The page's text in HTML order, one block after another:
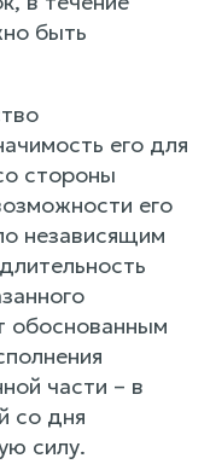
быть
его для
стороны
его
независящим
обоснованным
части – в
со дня
силу.